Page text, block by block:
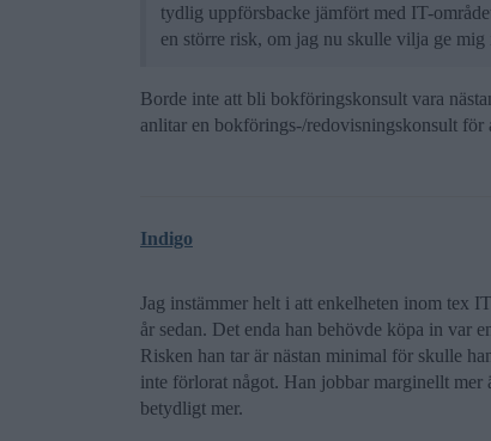
tydlig uppförsbacke jämfört med IT-
en större risk, om jag nu skulle vilja ge mig
Borde inte att bli bokföringskonsult vara
anlitar en bokförings-/redovisningskonsult
Indigo
Jag instämmer helt i att enkelheten inom tex
år sedan. Det enda han behövde köpa in var
Risken han tar är nästan minimal för skulle
inte förlorat något. Han jobbar marginellt mer
betydligt mer.